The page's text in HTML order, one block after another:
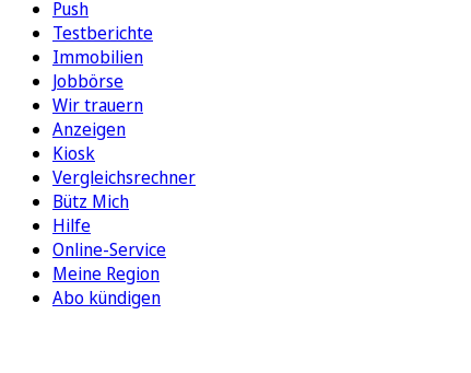
Push
Testberichte
Immobilien
Jobbörse
Wir trauern
Anzeigen
Kiosk
Vergleichsrechner
Bütz Mich
Hilfe
Online-Service
Meine Region
Abo kündigen